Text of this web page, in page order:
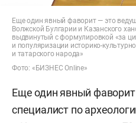
Еще один явный фаворит — это
Волжской Булгарии и Казанского
выдвинутый с формулировкой «за
и популяризации историко-
и татарского народа»
Фото: «БИЗНЕС Online»
Еще один явный
специалист по